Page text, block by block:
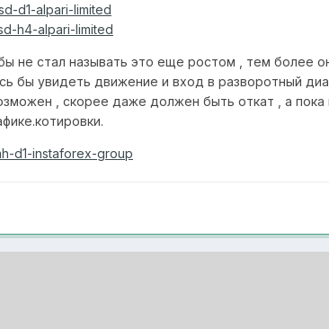
d1-alpari-limited
h4-alpari-limited
не стал называть это еще ростом , тем более
бы увидеть движение и вход в разворотный
, скорее даже должен быть откат , а
d1-instaforex-group